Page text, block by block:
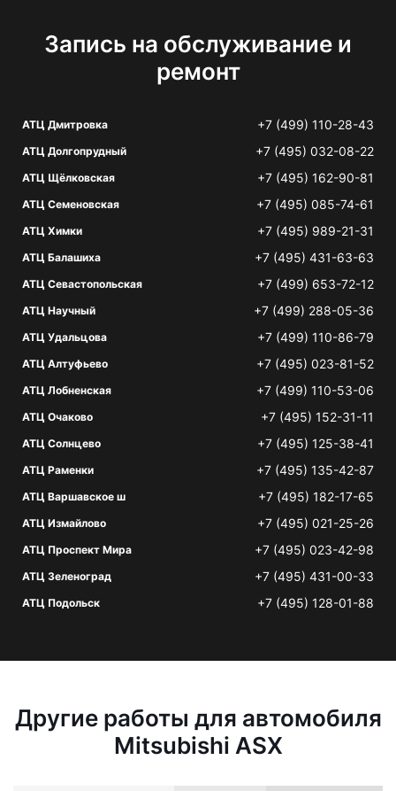
Запись на обслуживание и
ремонт
АТЦ Дмитровка +7 (499) 110-28-43
АТЦ Долгопрудный +7 (495) 032-08-22
АТЦ Щёлковская +7 (495) 162-90-81
АТЦ Семеновская +7 (495) 085-74-61
АТЦ Химки +7 (495) 989-21-31
АТЦ Балашиха +7 (495) 431-63-63
АТЦ Севастопольская +7 (499) 653-72-12
АТЦ Научный +7 (499) 288-05-36
АТЦ Удальцова +7 (499) 110-86-79
АТЦ Алтуфьево +7 (495) 023-81-52
АТЦ Лобненская +7 (499) 110-53-06
АТЦ Очаково +7 (495) 152-31-11
АТЦ Солнцево +7 (495) 125-38-41
АТЦ Раменки +7 (495) 135-42-87
АТЦ Варшавское ш +7 (495) 182-17-65
АТЦ Измайлово +7 (495) 021-25-26
АТЦ Проспект Мира +7 (495) 023-42-98
АТЦ Зеленоград +7 (495) 431-00-33
АТЦ Подольск +7 (495) 128-01-88
Другие работы для автомобиля
Mitsubishi ASX